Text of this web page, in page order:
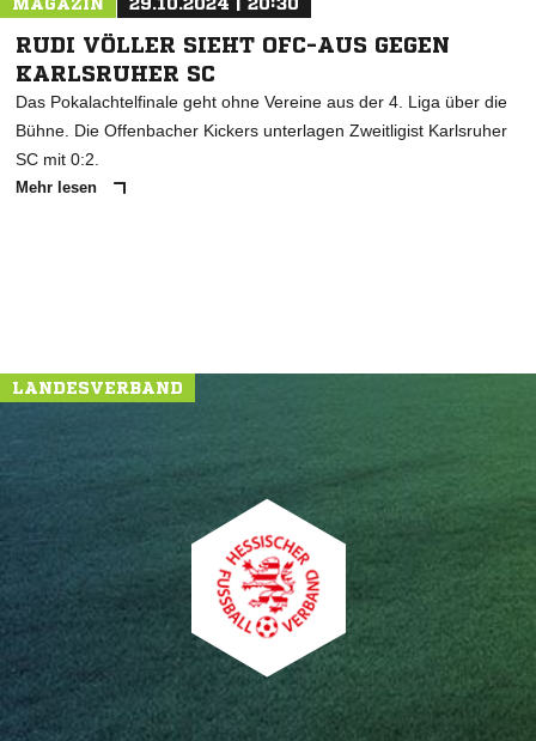
MAGAZIN 29.10.2024 | 20:30
RUDI VÖLLER SIEHT OFC-AUS GEGEN
KARLSRUHER SC
Das Pokalachtelfinale geht ohne Vereine aus der 4. Liga über die
Bühne. Die Offenbacher Kickers unterlagen Zweitligist Karlsruher
SC mit 0:2.
Mehr lesen
LANDESVERBAND